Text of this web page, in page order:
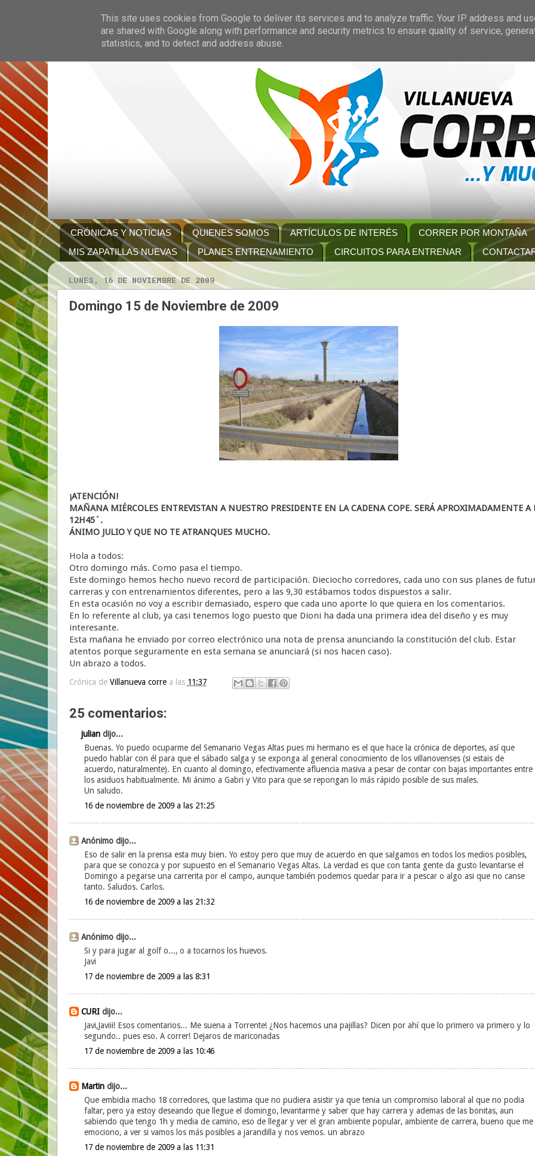
CRÓNICAS Y NOTICIAS QUIENES SOMOS ARTÍCULOS DE INTERÉS
CORRER POR MONTAÑA
MIS ZAPATILLAS NUEVAS
PLANES ENTRENAMIENTO CIRCUITOS PARA ENTRENAR
LUNES, 16 DE NOVIEMBRE DE 2009
Domingo 15 de Noviembre de 2009
¡ATENCIÓN!
MAÑANA MIÉRCOLES ENTREVISTAN A NUESTRO PRESIDENTE EN LA CADENA COPE. SERÁ APROXIMADAMENTE A
12H45´.
ÁNIMO JULIO Y QUE NO TE ATRANQUES MUCHO.
Hola a todos:
Otro domingo más. Como pasa el tiempo.
Este domingo hemos hecho nuevo record de participación. Dieciocho corredores, cada uno con sus planes de
carreras y con entrenamientos diferentes, pero a las 9,30 estábamos todos dispuestos a salir.
En esta ocasión no voy a escribir demasiado, espero que cada uno aporte lo que quiera en los comentarios.
En lo referente al club, ya casi tenemos logo puesto que Dioni ha dada una primera idea del diseño y es muy
interesante.
Esta mañana he enviado por correo electrónico una nota de prensa anunciando la constitución del club. Estar
atentos porque seguramente en esta semana se anunciará (si nos hacen caso).
Un abrazo a todos.
Crónica de Villanueva corre a las 11:37
25 comentarios:
juliandijo...
Buenas. Yo puedo ocuparme del Semanario Vegas Altas pues mi hermano es el que hace la crónica de deportes, así que
puedo hablar con él para que el sábado salga y se exponga al general conocimiento de los villanovenses (si estais de
acuerdo, naturalmente). En cuanto al domingo, efectivamente afluencia masiva a pesar de contar con bajas importantes entre
los asiduos habitualmente. Mi ánimo a Gabri y Vito para que se repongan lo más rápido posible de sus males.
Un saludo.
16 de noviembre de 2009 a las 21:25
Anónimo dijo...
Eso de salir en la prensa esta muy bien. Yo estoy pero que muy de acuerdo en que salgamos en todos los medios posibles,
para que se conozca y por supuesto en el Semanario Vegas Altas. La verdad es que con tanta gente da gusto levantarse el
Domingo a pegarse una carrerita por el campo, aunque también podemos quedar para ir a pescar o algo asi que no canse
tanto. Saludos. Carlos.
16 de noviembre de 2009 a las 21:32
Anónimo dijo...
Si y para jugar al golf o..., o a tocarnos los huevos.
Javi
17 de noviembre de 2009 a las 8:31
CURIdijo...
Javi,Javiii! Esos comentarios... Me suena a Torrente! ¿Nos hacemos una pajillas? Dicen por ahí que lo primero va primero y lo
segundo.. pues eso. A correr! Dejaros de mariconadas
17 de noviembre de 2009 a las 10:46
Martindijo...
Que embidia macho 18 corredores, que lastima que no pudiera asistir ya que tenia un compromiso laboral al que no podia
faltar, pero ya estoy deseando que llegue el domingo, levantarme y saber que hay carrera y ademas de las bonitas, aun
sabiendo que tengo 1h y media de camino, eso de llegar y ver el gran ambiente popular, ambiente de carrera, bueno que me
emociono, a ver si vamos los más posibles a jarandilla y nos vemos. un abrazo
17 de noviembre de 2009 a las 11:31
This site uses cookies from Google to deliver its services and to analyze traffic. Your IP address and
are shared with Google along with performance and security metrics to ensure quality of service,
statistics, and to detect and address abuse.